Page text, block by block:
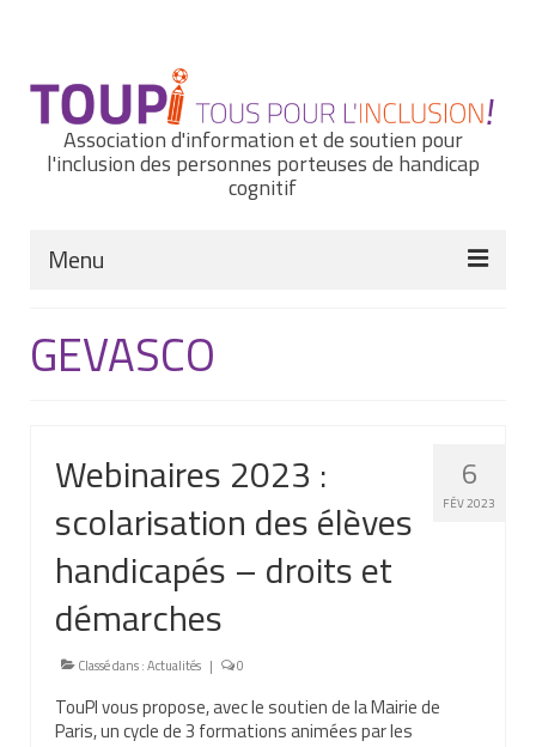
Association d'information et de soutien pour
l'inclusion des personnes porteuses de handicap
cognitif
Menu
Nous connaître
Nos missions et nos valeurs
Notre équipe
Nous contacter
Nos partenaires
Nos livres
Nos livres adaptés
GEVASCO
6
FÉV 2023
Webinaires 2023 :
scolarisation des élèves
handicapés – droits et
démarches
Classé dans :Actualités | 0
TouPI vous propose, avec le soutien de la Mairie de
Paris, un cycle de 3 formations animées par les